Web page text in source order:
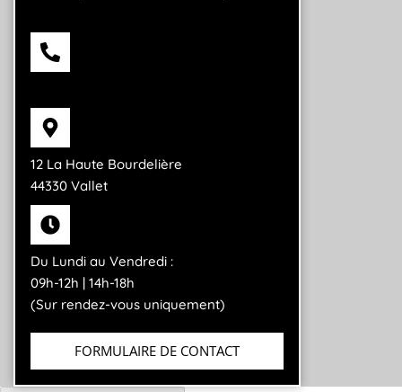
12 La Haute Bourdelière
44330 Vallet
Du Lundi au Vendredi :
09h-12h | 14h-18h
(Sur rendez-vous uniquement)
FORMULAIRE DE CONTACT